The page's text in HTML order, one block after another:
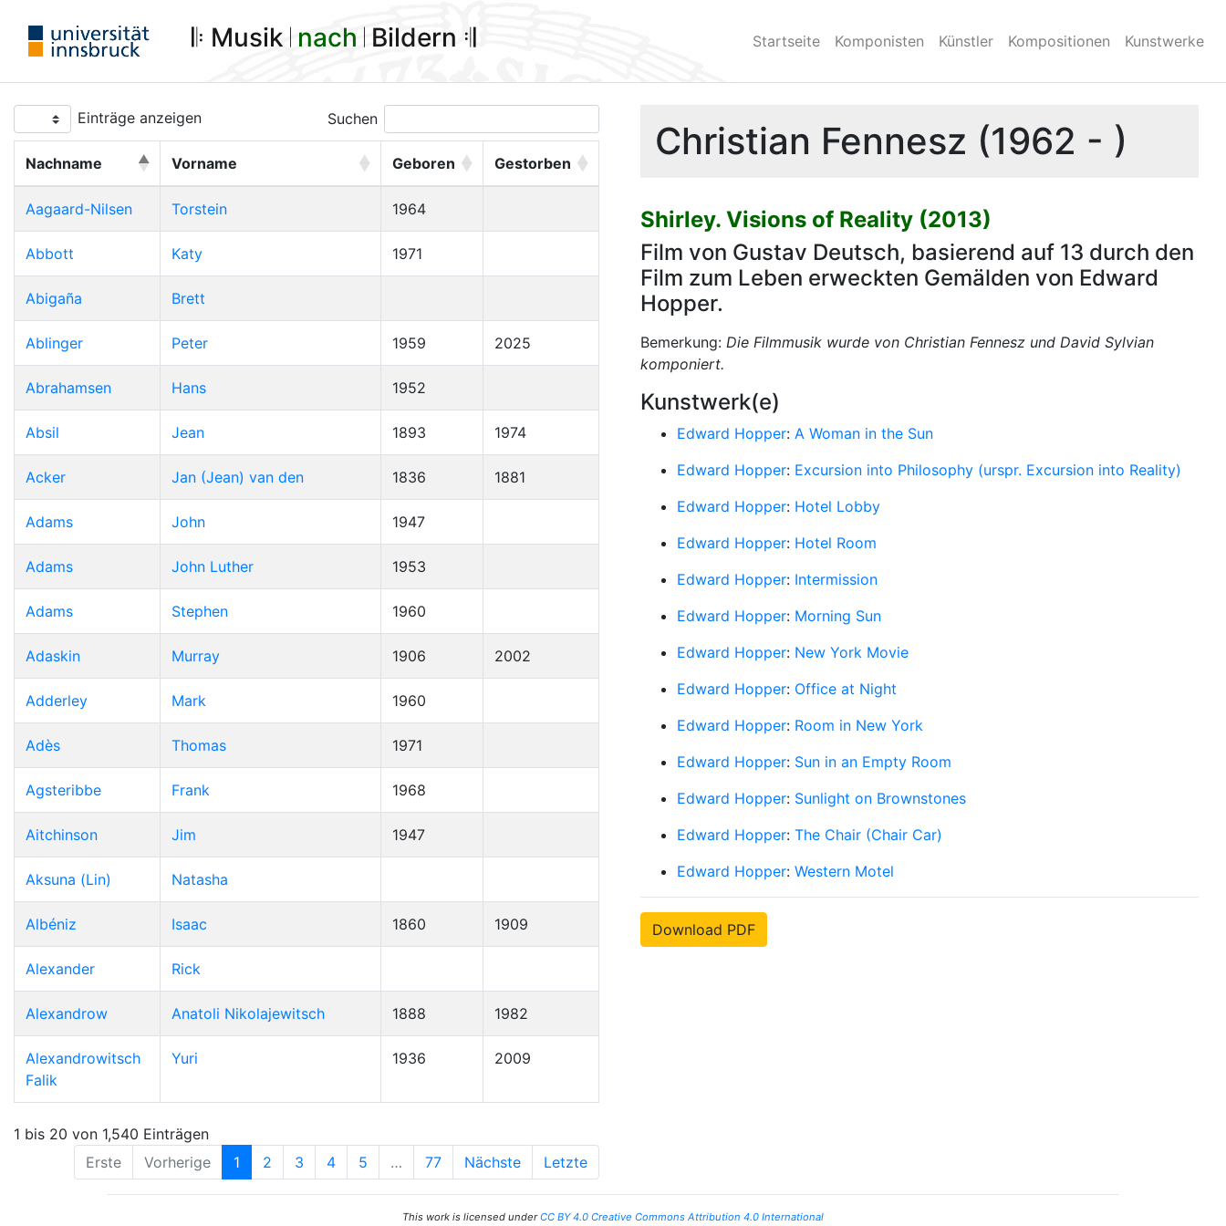
𝄆 Musik 𝄀 nach 𝄀 Bildern 𝄇 Startseite Komponisten Künstler Kompositionen Kunstwerke
Einträge anzeigen Suchen
Nachname Vorname Geboren Gestorben
Aagaard-Nilsen Torstein 1964
Abbott Katy 1971
Abigaña Brett
Ablinger Peter 1959 2025
Abrahamsen Hans 1952
Absil Jean 1893 1974
Acker Jan (Jean) van den 1836 1881
Adams John 1947
Adams John Luther 1953
Adams Stephen 1960
Adaskin Murray 1906 2002
Adderley Mark 1960
Adès Thomas 1971
Agsteribbe Frank 1968
Aitchinson Jim 1947
Aksuna (Lin) Natasha
Albéniz Isaac 1860 1909
Alexander Rick
Alexandrow Anatoli Nikolajewitsch 1888 1982
Alexandrowitsch
Falik
Yuri 1936 2009
1 bis 20 von 1,540 Einträgen
Erste
Vorherige 1 2 3 4 5 … 77 Nächste Letzte
Christian Fennesz (1962 - )
Shirley. Visions of Reality (2013)
Film von Gustav Deutsch, basierend auf 13 durch den
Film zum Leben erweckten Gemälden von Edward
Hopper.
Bemerkung: Die Filmmusik wurde von Christian Fennesz und David Sylvian
komponiert.
Kunstwerk(e)
Edward Hopper: A Woman in the Sun
Edward Hopper: Excursion into Philosophy (urspr. Excursion into Reality)
Edward Hopper: Hotel Lobby
Edward Hopper: Hotel Room
Edward Hopper: Intermission
Edward Hopper: Morning Sun
Edward Hopper: New York Movie
Edward Hopper: Office at Night
Edward Hopper: Room in New York
Edward Hopper: Sun in an Empty Room
Edward Hopper: Sunlight on Brownstones
Edward Hopper: The Chair (Chair Car)
Edward Hopper: Western Motel
Download PDF
This work is licensed underCC BY 4.0 Creative Commons Attribution 4.0 International